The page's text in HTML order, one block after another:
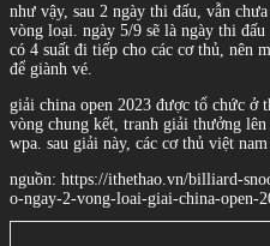
như vậy, sau 2 ngày thi đấu, vẫn
vòng loại. ngày 5/9 sẽ là ngày thi
có 4 suất đi tiếp cho các cơ thủ, nên
để giành vé.
giải china open 2023 được tổ chức ở
vòng chung kết, tranh giải thưởng
wpa. sau giải này, các cơ thủ việt
nguồn: https://ithethao.vn/billiard-
o-ngay-2-vong-loai-giai-china-open-